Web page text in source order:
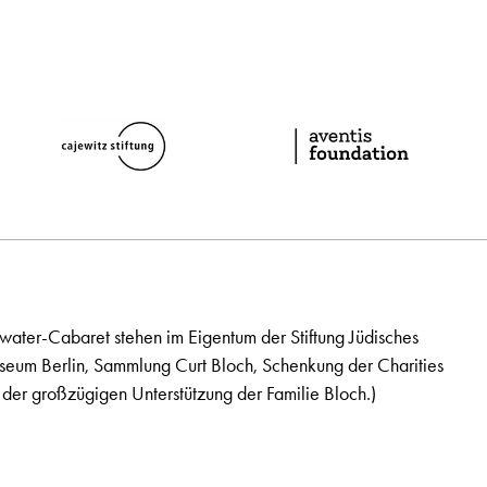
Cabaret stehen im Eigentum der Stiftung Jüdisches
Berlin, Sammlung Curt Bloch, Schenkung der Charities
großzügigen Unterstützung der Familie Bloch.)